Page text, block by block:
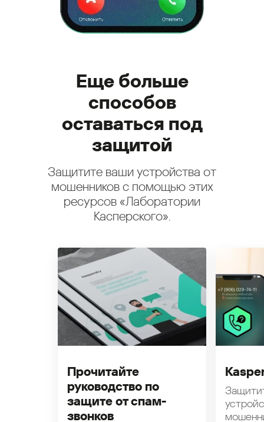
Еще больше
способов
оставаться под
защитой
Защитите ваши устройства от
мошенников с помощью этих
ресурсов «Лаборатории
Касперского».
Прочитайте
руководство по
защите от спам-
звонков